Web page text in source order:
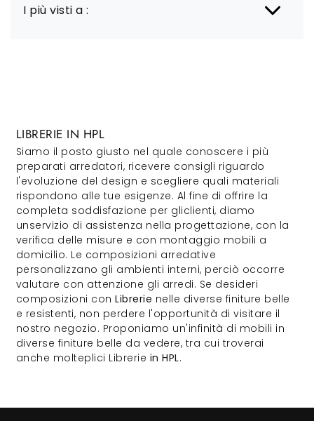
I più visti a :
LIBRERIE IN HPL
Siamo il posto giusto nel quale conoscere i più
preparati arredatori, ricevere consigli riguardo
l'evoluzione del design e scegliere quali materiali
rispondono alle tue esigenze. Al fine di offrire la
completa soddisfazione per gliclienti, diamo
unservizio di assistenza nella progettazione, con la
verifica delle misure e con montaggio mobili a
domicilio. Le composizioni arredative
personalizzano gli ambienti interni, perciò occorre
valutare con attenzione gli arredi. Se desideri
composizioni con Librerie nelle diverse finiture belle
e resistenti, non perdere l'opportunità di visitare il
nostro negozio. Proponiamo un'infinità di mobili in
diverse finiture belle da vedere, tra cui troverai
anche molteplici Librerie in HPL.